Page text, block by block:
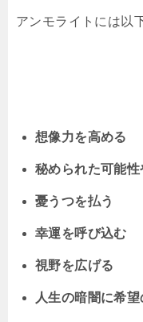
アンモライトには以
想像力を高める
秘められた可能
憂うつを払う
幸運を呼び込む
視野を広げる
人生の暗闇に希